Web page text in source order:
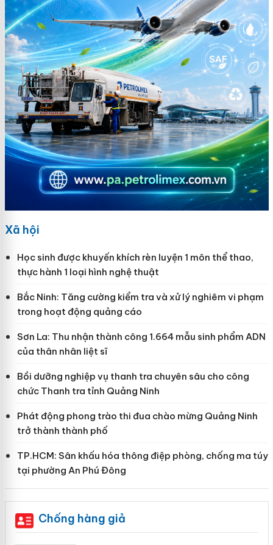
Xã hội
Học sinh được khuyến khích rèn luyện 1 môn thể thao,
thực hành 1 loại hình nghệ thuật
Bắc Ninh: Tăng cường kiểm tra và xử lý nghiêm vi phạm
trong hoạt động quảng cáo
Sơn La: Thu nhận thành công 1.664 mẫu sinh phẩm ADN
của thân nhân liệt sĩ
Bồi dưỡng nghiệp vụ thanh tra chuyên sâu cho công
chức Thanh tra tỉnh Quảng Ninh
Phát động phong trào thi đua chào mừng Quảng Ninh
trở thành thành phố
TP.HCM: Sân khấu hóa thông điệp phòng, chống ma túy
tại phường An Phú Đông
Chống hàng giả